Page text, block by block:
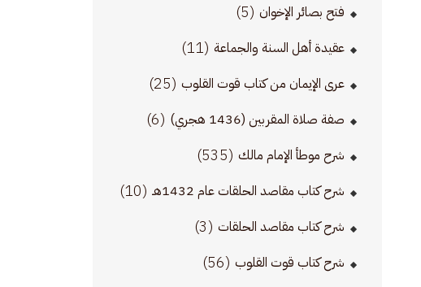
فتح بصائر الإخوان (5)
عقيدة أهل السنة والجماعة (11)
عرى الإيمان من كتاب قوت القلوب (25)
صفة صلاة المقربين (1436 هجري) (6)
شرح موطأ الإمام مالك (535)
شرح كتاب مقاصد الحلقات عام 1432هـ (10)
شرح كتاب مقاصد الحلقات (3)
شرح كتاب قوت القلوب (56)